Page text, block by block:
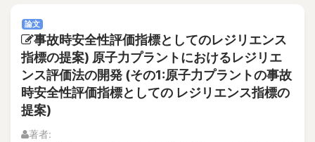
ABWR
ac
ac excitation
AC Magnetization Method
AC magnetization method
AC/DC motors
特集記事
No. 2
論文
解説記事
論文
事故時安全性評価指標としてのレジリエンス
指標の提案) 原子力プラントにおけるレジリエ
ンス評価法の開発 (その1:原子力プラントの事故
時安全性評価指標としての レジリエンス指標の
提案)
著者: